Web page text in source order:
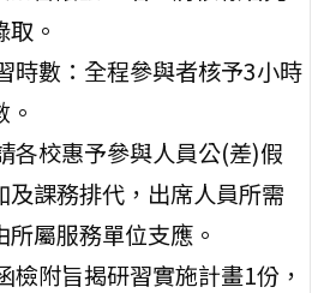
。
時數：全程參與者核予3小時
各校惠予參與人員公(差)假
及課務排代，出席人員所需
所屬服務單位支應。
檢附旨揭研習實施計畫1份，